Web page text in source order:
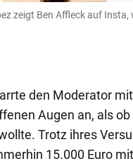
zeigt Ben Affleck auf Insta,
den Moderator mit
Augen an, als ob
Trotz ihres
15.000 Euro